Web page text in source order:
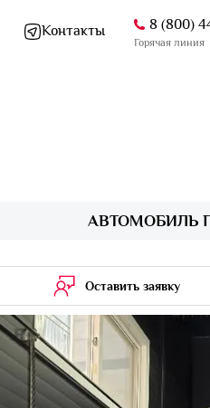
Контакты 8 (800)
Горячая линия
АВТОМОБИЛЬ
Оставить заявку